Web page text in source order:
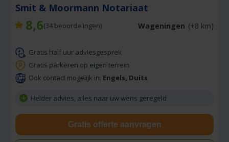
Smit & Moormann Notariaat
8,6(34 beoordelingen) Wageningen (+8 km)
Gratis half uur adviesgesprek
Gratis parkeren op eigen terrein
Ook contact mogelijk in: Engels, Duits
Helder advies, alles naar uw wens geregeld
Gratis offerte aanvragen